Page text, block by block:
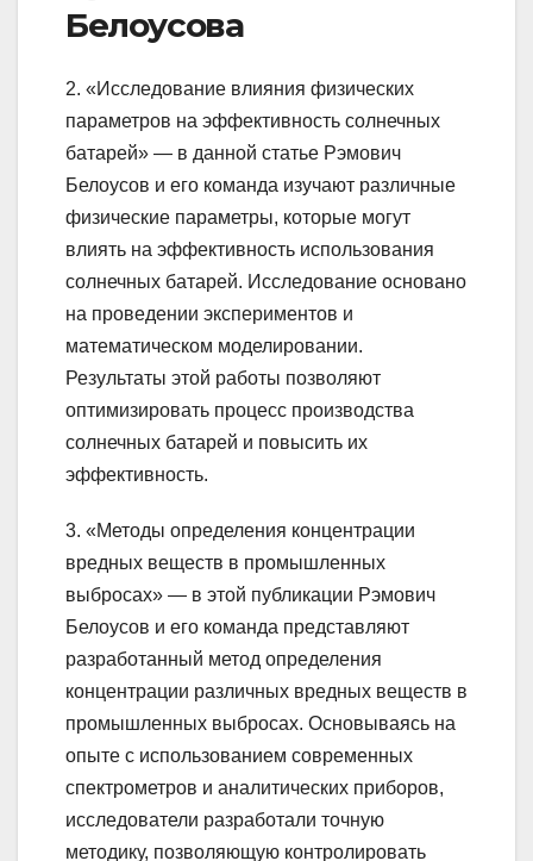
Белоусова
2. «Исследование влияния физических
параметров на эффективность солнечных
батарей» — в данной статье Рэмович
Белоусов и его команда изучают различные
физические параметры, которые могут
влиять на эффективность использования
солнечных батарей. Исследование основано
на проведении экспериментов и
математическом моделировании.
Результаты этой работы позволяют
оптимизировать процесс производства
солнечных батарей и повысить их
эффективность.
3. «Методы определения концентрации
вредных веществ в промышленных
выбросах» — в этой публикации Рэмович
Белоусов и его команда представляют
разработанный метод определения
концентрации различных вредных веществ в
промышленных выбросах. Основываясь на
опыте с использованием современных
спектрометров и аналитических приборов,
исследователи разработали точную
методику, позволяющую контролировать